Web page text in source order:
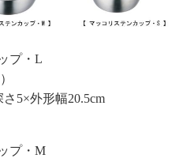
プ・L
5×外形幅20.5cm
プ・M